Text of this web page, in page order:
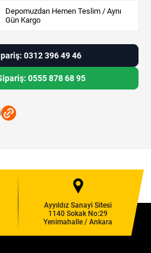
Depomuzdan Hemen Teslim / Aynı
Gün Kargo
0312 396 49 46
0555 878 68 95
Ayyıldız Sanayi Sitesi
1140 Sokak No:29
Yenimahalle / Ankara